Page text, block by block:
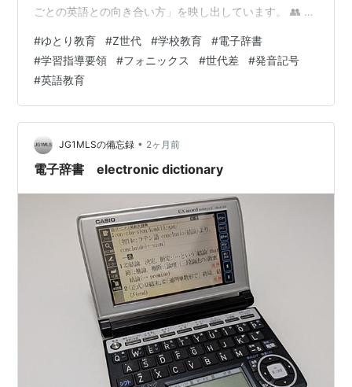
ごとの英語との向き合い方」を映し出しています。 👥 世
（40代以上） 🧑‍🎓 ゆとり〜脱ゆとり初期（25〜30代・
1990〜2010年代前半） 👶 Z世代〜α世代（24歳以下・
2010年代後半〜） 🔥 変化を生んだ「3つのターニングポ
イント」 🟦 TP1：辞書の進化（紙 → 電子辞書） 🟩
TP2：学習指導要領の改革（コミュニケーション重…
#ゆとり教育 #Z世代 #学校教育 #電子辞書
#学習指導要領 #フォニックス #世代差 #発音記号
#英語教育
JG1MLSの備忘録 • 2ヶ月前
電子辞書 electronic dictionary